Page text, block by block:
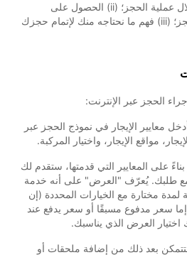
(i) فهم ما يمكنك توقعه منا خلال عملية الحجز؛ (ii) الحصول على
المعلومات الأساسية حول الحجز؛ (iii) فهم ما نحتاجه منك لإتمام حجزك
الحجز عبر الإنترنت:
معايير الإيجار في نموذج الحجز عبر
مواقع الإيجار، واختيار المركبة.
بناءً على المعايير التي قدمتها، ستقدم لك
طلبك. يُعرّف "العرض" على أنه خدمة
مختارة مع الخيارات المحددة (إن
سعر مدفوع مسبقًا أو سعر يدفع عند
العرض الذي يناسبك.
بعد ذلك من إضافة ملحقات أو